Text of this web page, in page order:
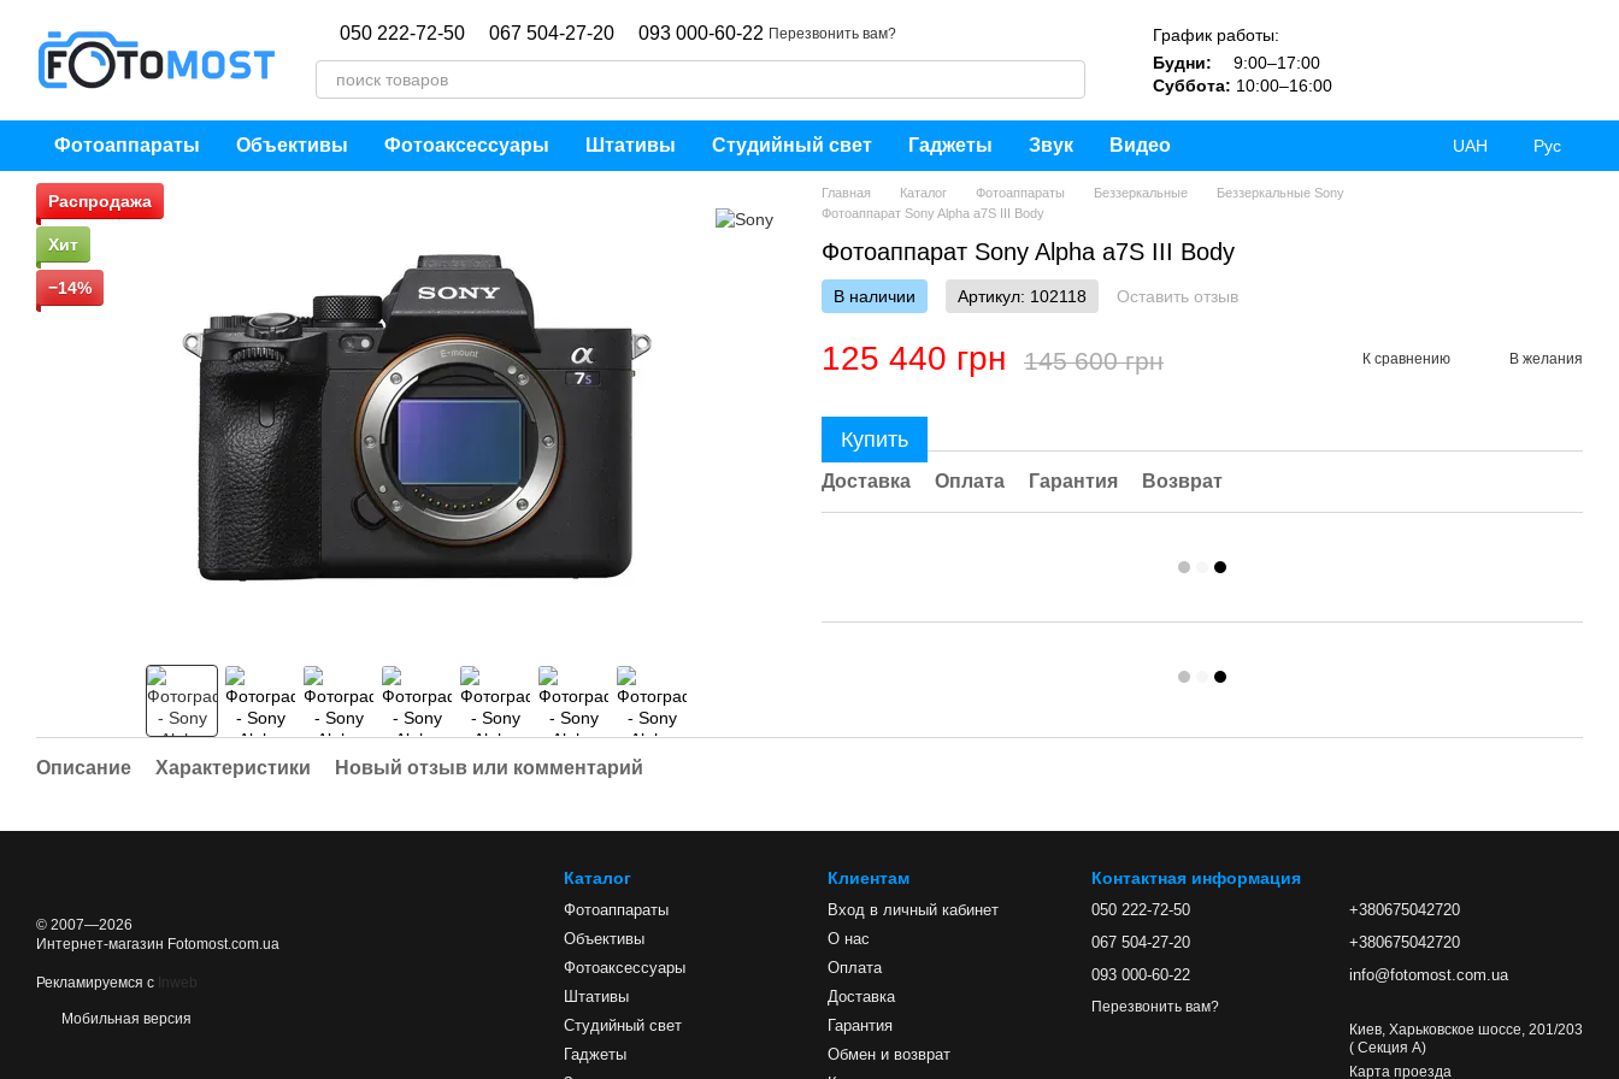
050 222-72-50 067 504-27-20 093 000-60-22 Перезвонить вам?
График работы:
Будни:
9:00–17:00
Суббота: 10:00–16:00
Фотоаппараты Объективы Фотоаксессуары Штативы Студийный свет Гаджеты Звук Видео UAH Рус
Распродажа
Хит
−14%
Главная Каталог Фотоаппараты Беззеркальные
Беззеркальные Sony
Фотоаппарат Sony Alpha a7S III Body
Фотоаппарат Sony Alpha a7S III Body
В наличии Артикул: 102118 Оставить отзыв
125 440 грн 145 600 грн К сравнению В желания
Купить
Доставка Оплата Гарантия Возврат
Описание Характеристики Новый отзыв или комментарий
© 2007—2026
Интернет-магазин Fotomost.com.ua
Рекламируемся с Inweb
Мобильная версия
Каталог
Фотоаппараты
Объективы
Фотоаксессуары
Штативы
Студийный свет
Гаджеты
Клиентам
Вход в личный кабинет
О нас
Оплата
Доставка
Гарантия
Обмен и возврат
Контактная информация
050 222-72-50
067 504-27-20
093 000-60-22
Перезвонить вам?
+380675042720
+380675042720
info@fotomost.com.ua
Киев, Харьковское шоссе, 201/203
( Секция А)
Карта проезда